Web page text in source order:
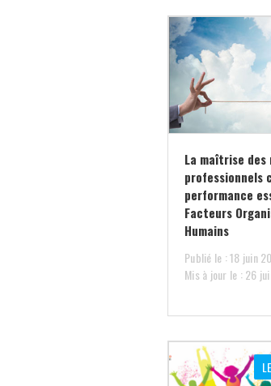
La maîtrise des
professionnels
performance
Facteurs
Humains
Publié le : 18 juin
Mis à jour le : 26